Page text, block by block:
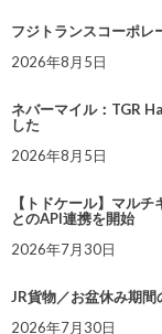
フジトランスコーポレ
2026年8月5日
ネバーマイル：TGR
した
2026年8月5日
【トドケール】マル
とのAPI連携を開始
2026年7月30日
JR貨物／お盆休み期
2026年7月30日